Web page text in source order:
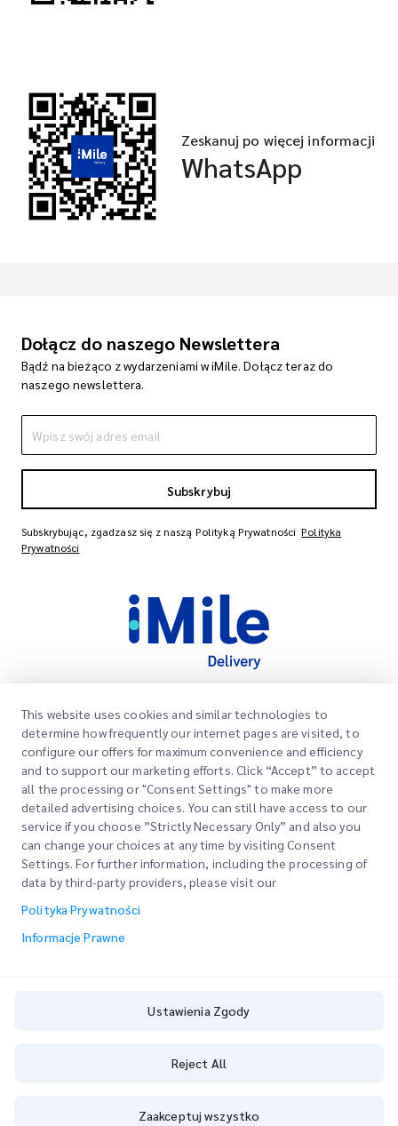
Zeskanuj po więcej informacji
WhatsApp
Dołącz do naszego Newslettera
Bądź na bieżąco z wydarzeniami w iMile. Dołącz teraz do
naszego newslettera.
Subskrybuj
Subskrybując, zgadzasz się z naszą Polityką Prywatności Polityka
Prywatności
Szybkie Linki
Lokalizacje Biur
Poproś o Wycenę
Logowanie Klienta
Rejestracja
Śledź swoje Zamówienie
Firma
O Nas
Kariera
BLOG
ESG
Partner Serwisowy Kanałów
Nasze Usługi
Express customs clearance
Ustawienia Zgody
This website uses cookies and similar technologies to
determine how frequently our internet pages are visited, to
configure our offers for maximum convenience and efficiency
and to support our marketing efforts. Click “Accept” to accept
all the processing or "Consent Settings" to make more
detailed advertising choices. You can still have access to our
service if you choose ”Strictly Necessary Only” and also you
can change your choices at any time by visiting Consent
Settings. For further information, including the processing of
data by third-party providers, please visit our
Polityka Prywatności
Informacje Prawne
Ustawienia Zgody
Reject All
Zaakceptuj wszystko